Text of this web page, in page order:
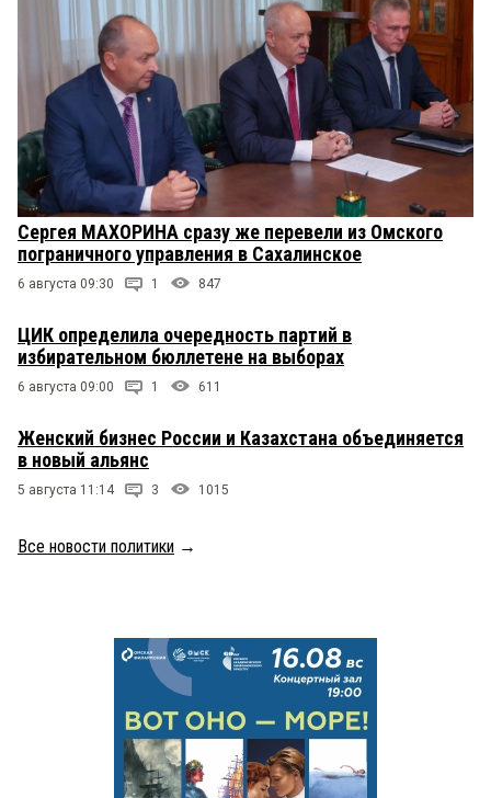
Сергея МАХОРИНА сразу же перевели из Омского
пограничного управления в Сахалинское
6 августа 09:30 1 847
ЦИК определила очередность партий в
избирательном бюллетене на выборах
6 августа 09:00 1 611
Женский бизнес России и Казахстана объединяется
в новый альянс
5 августа 11:14 3 1015
Все новости политики →